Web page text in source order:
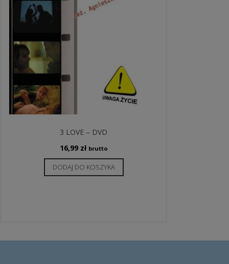
3 LOVE – DVD
16,99 zł brutto
DODAJ DO KOSZYKA